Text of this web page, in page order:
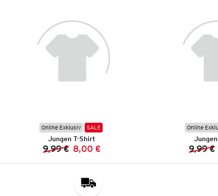
Online Exklusiv SALE
Jungen T-Shirt
Vorheriger Preis:
9,99 € Neuer Preis:
8,00 €
Online
9,99 €